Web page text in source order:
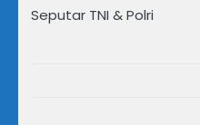
Seputar TNI & Polri